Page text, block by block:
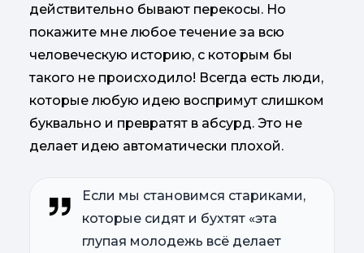
действительно бывают перекосы. Но
покажите мне любое течение за всю
человеческую историю, с которым бы
такого не происходило! Всегда есть люди,
которые любую идею воспримут слишком
буквально и превратят в абсурд. Это не
делает идею автоматически плохой.
Если мы становимся стариками,
которые сидят и бухтят «эта
глупая молодежь всё делает